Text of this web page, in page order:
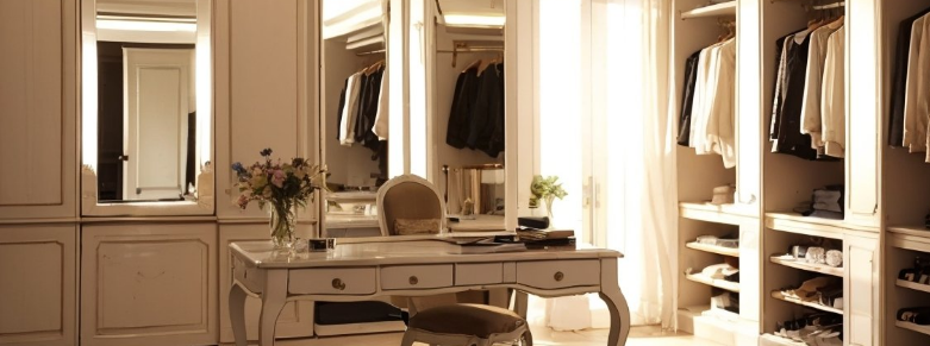
Фасадная подсветка дома
Безопасность
системе умного